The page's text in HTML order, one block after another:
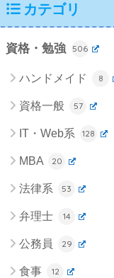
カテゴリ
資格・勉強 506
ハンドメイド 8
資格一般 57
IT・Web系 128
MBA 20
法律系 53
弁理士 14
公務員 29
食事 12